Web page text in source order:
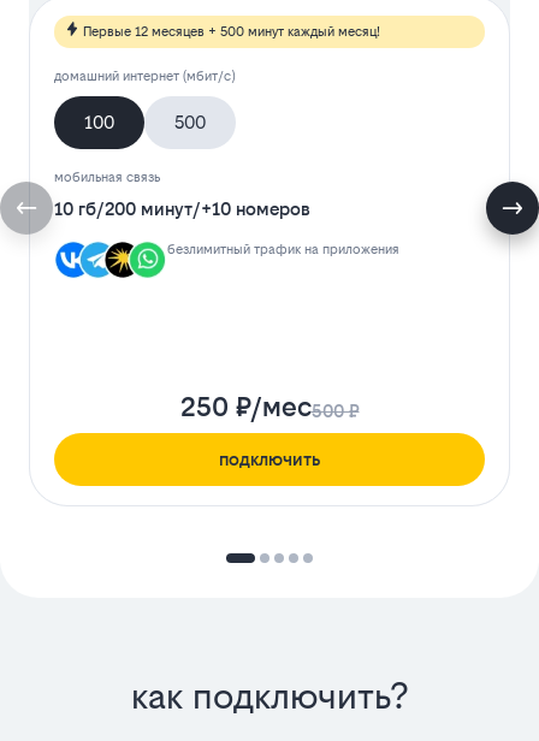
Первые 12 месяцев + 500 минут каждый месяц!
домашний интернет (мбит/с)
100 500
мобильная связь
10 гб/200 минут/+10 номеров
безлимитный трафик на приложения
250 ₽/мес500 ₽
подключить
как подключить?